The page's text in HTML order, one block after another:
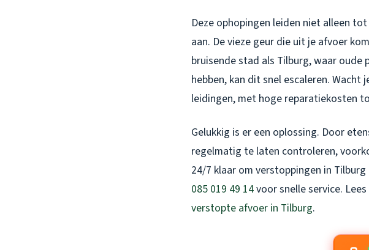
Deze ophopingen leiden niet alleen
aan. De vieze geur die uit je afvoer
bruisende stad als Tilburg, waar oude
hebben, kan dit snel escaleren. Wacht
leidingen, met hoge reparatiekosten
Gelukkig is er een oplossing. Door
regelmatig te laten controleren,
24/7 klaar om verstoppingen in
085 019 49 14voor snelle service.
verstopte afvoer in Tilburg.